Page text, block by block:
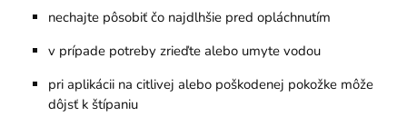
nechajte pôsobiť čo najdlhšie pred opláchnutím
v prípade potreby zrieďte alebo umyte vodou
pri aplikácii na citlivej alebo poškodenej pokožke môže
dôjsť k štípaniu